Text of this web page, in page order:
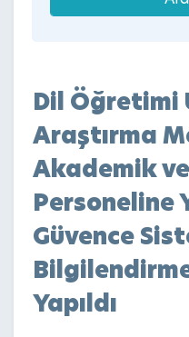
Dil Öğretimi
Araştırma
Akademik
Personeline
Güvence
Yapıldı